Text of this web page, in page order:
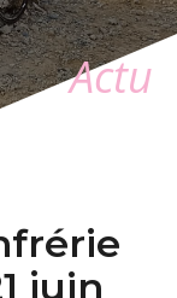
Actu
juin